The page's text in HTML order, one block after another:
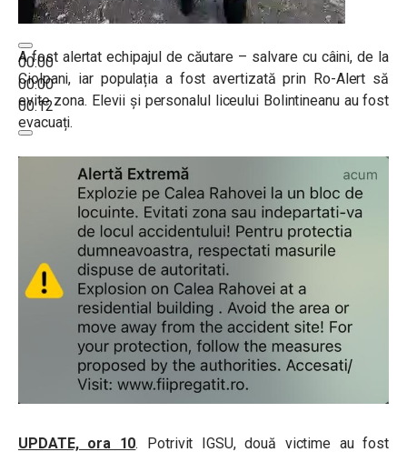
00:00
00:00
00:12
A fost alertat echipajul de căutare – salvare cu câini, de la
Ciolpani, iar populația a fost avertizată prin Ro-Alert să
evite zona. Elevii și personalul liceului Bolintineanu au fost
evacuați.
UPDATE, ora 10. Potrivit IGSU, două victime au fost